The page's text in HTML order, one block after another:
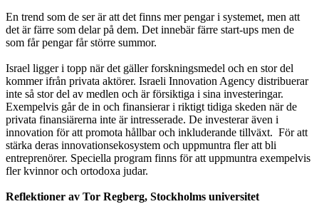
En trend som de ser är att det finns mer pengar i systemet, men att
det är färre som delar på dem. Det innebär färre start-ups men de
som får pengar får större summor.
Israel ligger i topp när det gäller forskningsmedel och en stor del
kommer ifrån privata aktörer. Israeli Innovation Agency distribuerar
inte så stor del av medlen och är försiktiga i sina investeringar.
Exempelvis går de in och finansierar i riktigt tidiga skeden när de
privata finansiärerna inte är intresserade. De investerar även i
innovation för att promota hållbar och inkluderande tillväxt. För att
stärka deras innovationsekosystem och uppmuntra fler att bli
entreprenörer. Speciella program finns för att uppmuntra exempelvis
fler kvinnor och ortodoxa judar.
Reflektioner av Tor Regberg, Stockholms universitet